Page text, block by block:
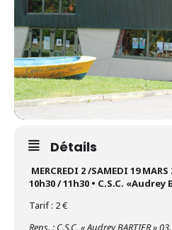
Détails
MERCREDI 2 /SAMEDI 19 MARS
10h30 / 11h30 • C.S.C. «Audrey
Tarif : 2 €
Rens. : C.S.C. « Audrey BARTIER »